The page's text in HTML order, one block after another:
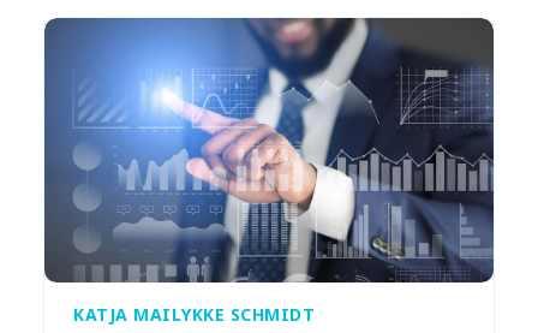
KATJA MAILYKKE SCHMIDT